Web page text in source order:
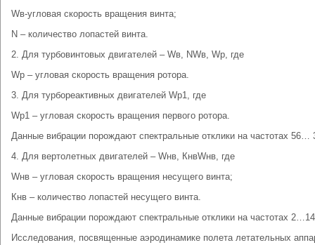
Wв-угловая скорость вращения винта;
N – количество лопастей винта.
2. Для турбовинтовых двигателей – Wв, NWв, Wр, где
Wр – угловая скорость вращения ротора.
3. Для турбореактивных двигателей Wр1, где
Wр1 – угловая скорость вращения первого ротора.
Данные вибрации порождают спектральные отклики на частотах 56…
4. Для вертолетных двигателей – Wнв, КнвWнв, где
Wнв – угловая скорость вращения несущего винта;
Кнв – количество лопастей несущего винта.
Данные вибрации порождают спектральные отклики на частотах
Исследования, посвященные аэродинамике полета летательных